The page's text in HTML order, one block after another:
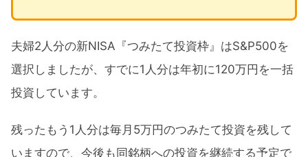
夫婦2人分の新NISA『つみたて投資枠』はS&P500を
選択しましたが、すでに1人分は年初に120万円を一括
投資しています。
残ったもう1人分は毎月5万円のつみたて投資を残して
いますので、今後も同銘柄への投資を継続する予定で